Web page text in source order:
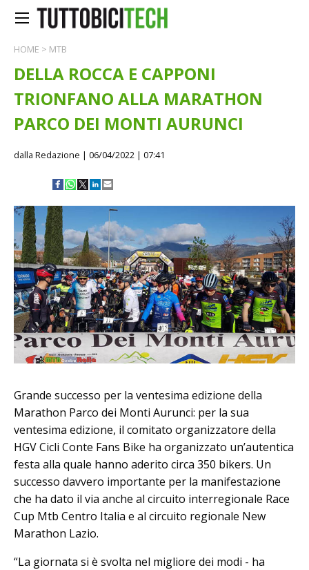
HOME > MTB
DELLA ROCCA E CAPPONI
TRIONFANO ALLA MARATHON
PARCO DEI MONTI AURUNCI
dalla Redazione | 06/04/2022 | 07:41
Grande successo per la ventesima edizione della
Marathon Parco dei Monti Aurunci: per la sua
ventesima edizione, il comitato organizzatore della
HGV Cicli Conte Fans Bike ha organizzato un’autentica
festa alla quale hanno aderito circa 350 bikers. Un
successo davvero importante per la manifestazione
che ha dato il via anche al circuito interregionale Race
Cup Mtb Centro Italia e al circuito regionale New
Marathon Lazio.
“La giornata si è svolta nel migliore dei modi - ha